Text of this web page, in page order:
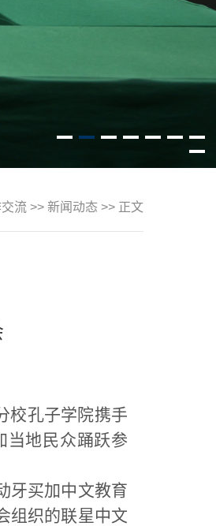
流 >> 新闻动态 >> 正文
校孔子学院携手
当地民众踊跃参
牙买加中文教育
组织的联星中文